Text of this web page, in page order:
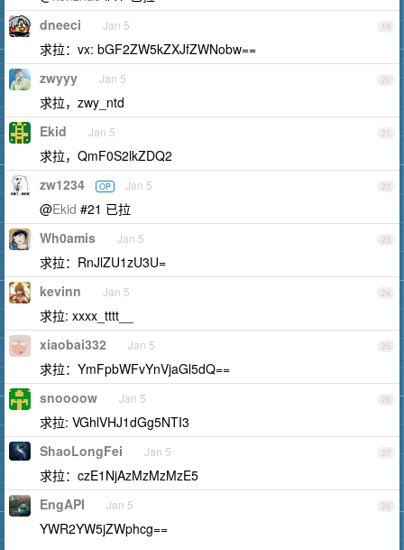
19
dneeci Jan 5
求拉：vx: bGF2ZW5kZXJfZWNobw==
20
zwyyy Jan 5
求拉，zwy_ntd
21
Ekid Jan 5
求拉，QmF0S2lkZDQ2
22
zw1234 OP Jan 5
@Ekid #21 已拉
23
Wh0amis Jan 5
求拉：RnJlZU1zU3U=
24
kevinn Jan 5
求拉: xxxx_tttt__
25
xiaobai332 Jan 5
求拉：YmFpbWFvYnVjaGl5dQ==
26
snoooow Jan 5
求拉: VGhlVHJ1dGg5NTI3
27
ShaoLongFei Jan 5
求拉：czE1NjAzMzMzMzE5
28
EngAPI Jan 5
YWR2YW5jZWphcg==